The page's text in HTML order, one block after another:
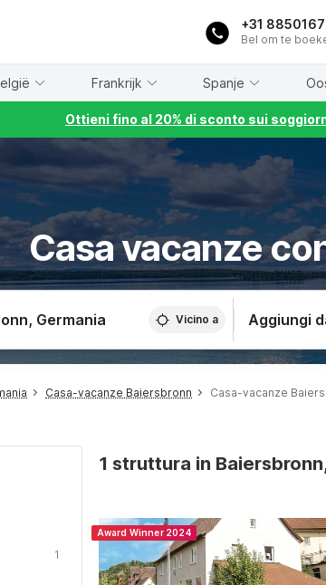
+31
Bel om te
Frankrijk Spanje
Ottieni fino al 20% di sconto sui
Casa vacanze
Vicino a Aggiungi
Casa-vacanze Baiersbronn Casa-vacanze
1
1 struttura in
Award Winner 2024